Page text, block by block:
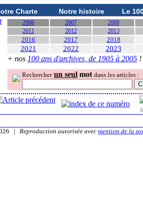
Charte Notre histoire Le
2006 2007
2008
2011
2012 2013
2016 2017 2018
2021 2022 2023
+ nos 100 ans d'archives, de 1905 à 2005 !
Rechercher un seul mot dans les articles :
| Reproduction autorisée avec mention de la